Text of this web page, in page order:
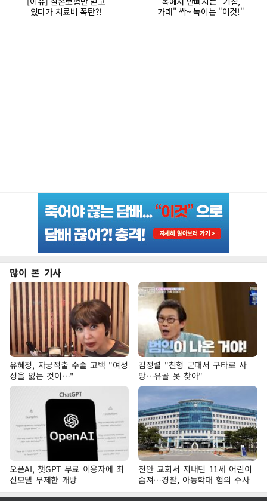
많이 본 기사
유혜정, 자궁적출 수술 고백 "여성
성을 잃는 것이…"
김정렬 "친형 군대서 구타로 사
망…유골 못 찾아"
오픈AI, 챗GPT 무료 이용자에 최
신모델 무제한 개방
천안 교회서 지내던 11세 어린이
숨져…경찰, 아동학대 혐의 수사